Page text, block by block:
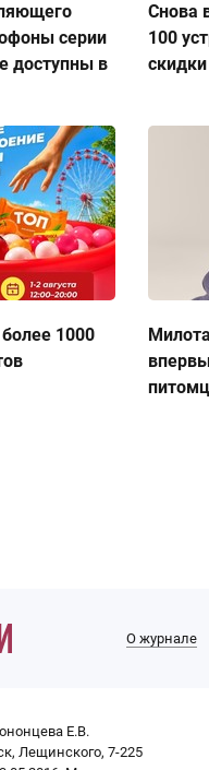
серии
доступны в
Снова
100
1000
О журнале
Е.В.
Лещинского, 7-225